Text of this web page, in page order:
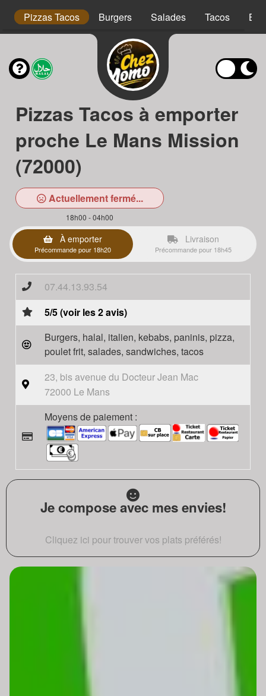
Pizzas Tacos Burgers Salades Tacos
Pizzas Tacos à emporter
proche Le Mans Mission
(72000)
Actuellement fermé...
18h00 - 04h00
À emporter
Précommande pour 18h20
Livraison
Précommande pour 18h45
07.44.13.93.54
5/5 (voir les 2 avis)
Burgers, halal, italien, kebabs, paninis, pizza,
poulet frit, salades, sandwiches, tacos
23, bis avenue du Docteur Jean Mac
72000 Le Mans
Moyens de paiement :
Je compose avec mes envies!
Cliquez ici pour trouver vos plats préférés!